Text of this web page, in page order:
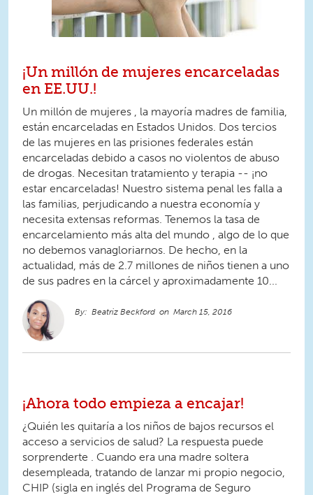
¡Un millón de mujeres encarceladas
en EE.UU.!
Un millón de mujeres , la mayoría madres de familia,
están encarceladas en Estados Unidos. Dos tercios
de las mujeres en las prisiones federales están
encarceladas debido a casos no violentos de abuso
de drogas. Necesitan tratamiento y terapia -- ¡no
estar encarceladas! Nuestro sistema penal les falla a
las familias, perjudicando a nuestra economía y
necesita extensas reformas. Tenemos la tasa de
encarcelamiento más alta del mundo , algo de lo que
no debemos vanagloriarnos. De hecho, en la
actualidad, más de 2.7 millones de niños tienen a uno
de sus padres en la cárcel y aproximadamente 10...
Beatriz Beckford March 15, 2016
¡Ahora todo empieza a encajar!
¿Quién les quitaría a los niños de bajos recursos el
acceso a servicios de salud? La respuesta puede
sorprenderte . Cuando era una madre soltera
desempleada, tratando de lanzar mi propio negocio,
CHIP (sigla en inglés del Programa de Seguro